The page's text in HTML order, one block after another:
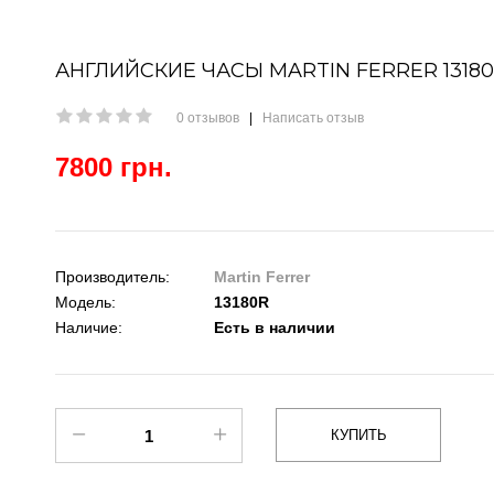
АНГЛИЙСКИЕ ЧАСЫ MARTIN FERRER
0 отзывов Написать отзыв
7800 грн.
Производитель:
Martin Ferrer
Модель:
13180R
Наличие:
Есть в наличии
КУПИТЬ